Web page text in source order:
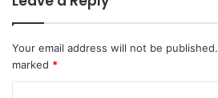
Your email address will not be published.
marked *